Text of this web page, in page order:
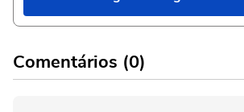
Comentários (0)